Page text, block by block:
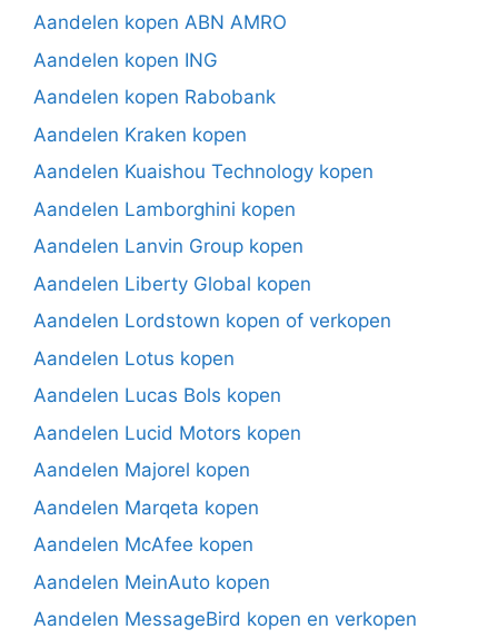
Aandelen kopen ABN AMRO
Aandelen kopen ING
Aandelen kopen Rabobank
Aandelen Kraken kopen
Aandelen Kuaishou Technology kopen
Aandelen Lamborghini kopen
Aandelen Lanvin Group kopen
Aandelen Liberty Global kopen
Aandelen Lordstown kopen of verkopen
Aandelen Lotus kopen
Aandelen Lucas Bols kopen
Aandelen Lucid Motors kopen
Aandelen Majorel kopen
Aandelen Marqeta kopen
Aandelen McAfee kopen
Aandelen MeinAuto kopen
Aandelen MessageBird kopen en verkopen